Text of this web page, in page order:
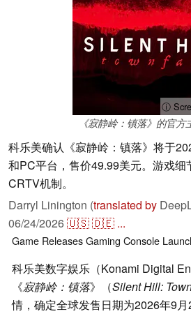
ⓘ
《寂静岭：镇落》的官方
科乐美确认《寂静岭：镇落》将于
和PC平台，售价49.99美元。游戏细
CRTV机制。
Darryl Linington (translated by
06/24/2026🇺🇸🇩🇪 ...
Game ReleasesGaming Console
科乐美数字娱乐（Konami Digital
《寂静岭：镇落》（Silent Hill:
情，确定全球发售日期为2026年9